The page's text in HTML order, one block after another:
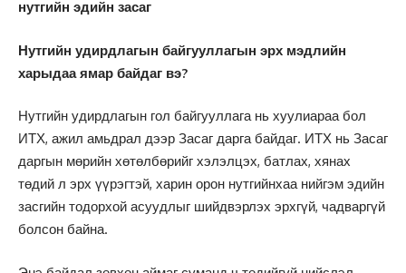
нутгийн эдийн засаг
Нутгийн удирдлагын байгууллагын эрх мэдлийн
харыдаа ямар байдаг вэ?
Нутгийн удирдлагын гол байгууллага нь хуулиараа бол
ИТХ, ажил амьдрал дээр Засаг дарга байдаг. ИТХ нь Засаг
даргын мөрийн хөтөлбөрийг хэлэлцэх, батлах, хянах
төдий л эрх үүрэгтэй, харин орон нутгийнхаа нийгэм эдийн
засгийн тодорхой асуудлыг шийдвэрлэх эрхгүй, чадваргүй
болсон байна.